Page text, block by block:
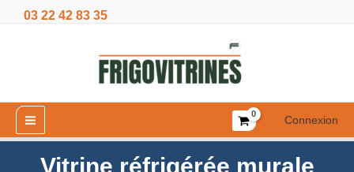
03 22 42 83 35
Connexion
Vitrine réfrigérée murale
3.83m